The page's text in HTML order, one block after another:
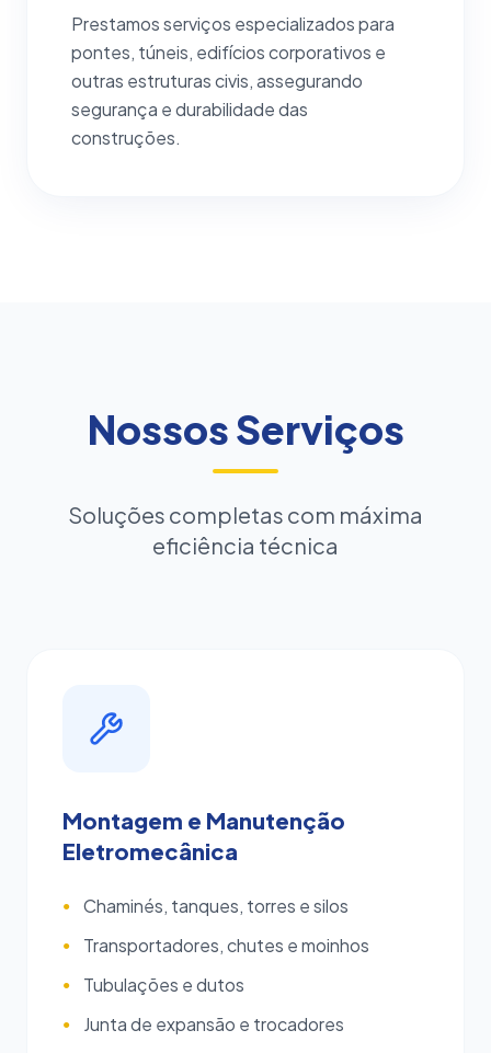
Prestamos serviços especializados para
pontes, túneis, edifícios corporativos e
outras estruturas civis, assegurando
segurança e durabilidade das
construções.
Nossos Serviços
Soluções completas com máxima
eficiência técnica
Montagem e Manutenção
Eletromecânica
● Chaminés, tanques, torres e silos
● Transportadores, chutes e moinhos
● Tubulações e dutos
●
Junta de expansão e trocadores